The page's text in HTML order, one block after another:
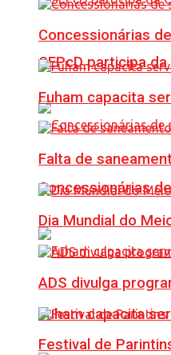
SEPcD participa
Concessionárias
Fuham capacita
Concessionárias
Fuham capacita
Falta de
Dia Mundial do
ADS divulga
Festival de